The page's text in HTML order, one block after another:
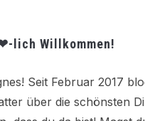
lich Willkommen!
Seit Februar 2017
über die schönsten